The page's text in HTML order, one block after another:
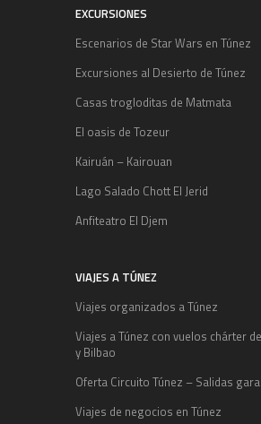
EXCURSIONES
Escenarios de Star Wars en Túnez
Excursiones al Desierto de Túnez
Casas trogloditas de Matmata
El oasis de Tozeur
Kairuán – Kairouan
Lago Salado Chott El Jerid
Anfiteatro El Djem
VIAJES A TÚNEZ
Viajes organizados a Túnez
Viajes a Túnez con vuelos chárter
y Bilbao
Oferta Circuito Túnez – Salidas
Viajes de negocios en Túnez